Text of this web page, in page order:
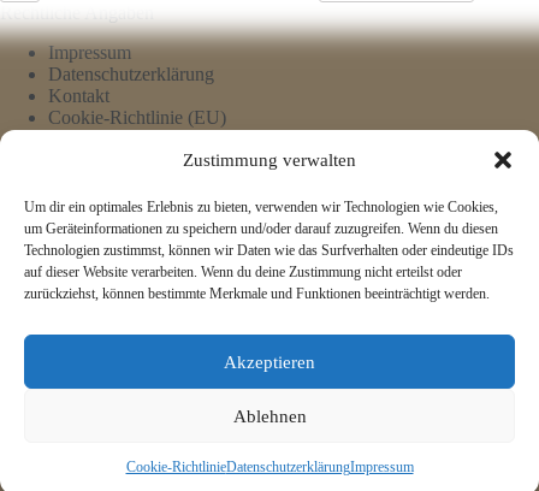
Zustimmung verwalten
Um dir ein optimales Erlebnis zu bieten, verwenden wir Technologien wie Cookies,
um Geräteinformationen zu speichern und/oder darauf zuzugreifen. Wenn du diesen
Technologien zustimmst, können wir Daten wie das Surfverhalten oder eindeutige IDs
auf dieser Website verarbeiten. Wenn du deine Zustimmung nicht erteilst oder
zurückziehst, können bestimmte Merkmale und Funktionen beeinträchtigt werden.
Akzeptieren
Ablehnen
Cookie-RichtlinieDatenschutzerklärungImpressum
Rechtliche Angaben
Impressum
Datenschutzerklärung
Kontakt
Cookie-Richtlinie (EU)